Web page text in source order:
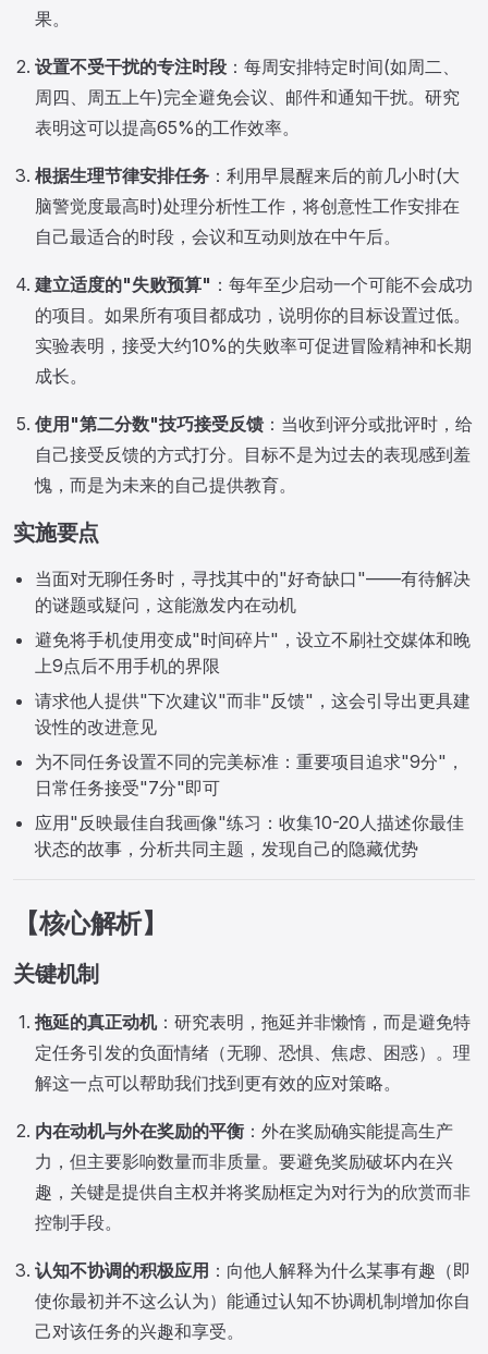
果。
设置不受干扰的专注时段 ：每周安排特定时间(如周二、
周四、周五上午)完全避免会议、邮件和通知干扰。研究
表明这可以提高65%的工作效率。
根据生理节律安排任务 ：利用早晨醒来后的前几小时(大
脑警觉度最高时)处理分析性工作，将创意性工作安排在
自己最适合的时段，会议和互动则放在中午后。
建立适度的"失败预算" ：每年至少启动一个可能不会成功
的项目。如果所有项目都成功，说明你的目标设置过低。
实验表明，接受大约10%的失败率可促进冒险精神和长期
成长。
使用"第二分数"技巧接受反馈 ：当收到评分或批评时，给
自己接受反馈的方式打分。目标不是为过去的表现感到羞
愧，而是为未来的自己提供教育。
实施要点
当面对无聊任务时，寻找其中的"好奇缺口"——有待解决
的谜题或疑问，这能激发内在动机
避免将手机使用变成"时间碎片"，设立不刷社交媒体和晚
上9点后不用手机的界限
请求他人提供"下次建议"而非"反馈"，这会引导出更具建
设性的改进意见
为不同任务设置不同的完美标准：重要项目追求"9分"，
日常任务接受"7分"即可
应用"反映最佳自我画像"练习：收集10-20人描述你最佳
状态的故事，分析共同主题，发现自己的隐藏优势
【核心解析】
关键机制
拖延的真正动机：研究表明，拖延并非懒惰，而是避免特
定任务引发的负面情绪（无聊、恐惧、焦虑、困惑）。理
解这一点可以帮助我们找到更有效的应对策略。
内在动机与外在奖励的平衡 ：外在奖励确实能提高生产
力，但主要影响数量而非质量。要避免奖励破坏内在兴
趣，关键是提供自主权并将奖励框定为对行为的欣赏而非
控制手段。
认知不协调的积极应用 ：向他人解释为什么某事有趣（即
使你最初并不这么认为）能通过认知不协调机制增加你自
己对该任务的兴趣和享受。